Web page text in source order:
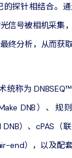
探针相结合。
信号被相机采集
终分析，从而获
统称为
DNB）、规
）、cPAS（
end），以及配